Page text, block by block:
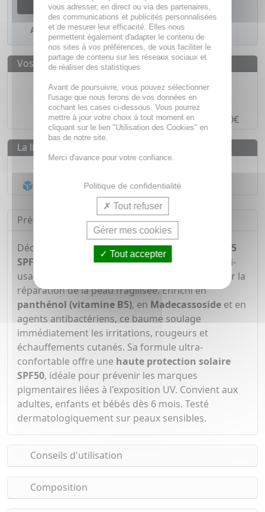
M'avertir dès que le produit sera disponible
Ajouter à mes favoris
Vos avantages
Des prix
IMBATTABLES
Paiement en ligneSÉCURISÉ
Paiement en4 fois sans fraisà partir de 30€
La livraison
Livraison gratuite dès
Acheminement Chronopost en 24h*
Présentation
Découvrez
La Roche-Posay Cicaplast Baume B5
SPF50
en format 40 ml, un soin réparateur multi-
usages conçu pour apaiser, protéger et favoriser la
réparation de la peau fragilisée. Enrichi en
panthénol (vitamine B5), en Madecassoside et en
agents antibactériens, ce baume soulage
immédiatement les irritations, rougeurs et
échauffements cutanés. Sa formule ultra-
confortable offre une haute protection solaire
SPF50, idéale pour prévenir les marques
pigmentaires liées à l'exposition UV. Convient aux
adultes, enfants et bébés dès 6 mois. Testé
dermatologiquement sur peaux sensibles.
Conseils d'utilisation
Composition
vous adresser, en direct ou via des partenaires,
des communications et publicités personnalisées
et de mesurer leur efficacité. Elles nous
permettent également d'adapter le contenu de
nos sites à vos préférences, de vous faciliter le
partage de contenu sur les réseaux sociaux et
de réaliser des statistiques
Avant de poursuivre, vous pouvez sélectionner
l'usage que nous ferons de vos données en
cochant les cases ci-dessous. Vous pourrez
mettre à jour votre choix à tout moment en
cliquant sur le lien "Utilisation des Cookies" en
bas de notre site.
Merci d'avance pour votre confiance.
Politique de confidentialité
Tout refuser
Gérer mes cookies
Tout accepter